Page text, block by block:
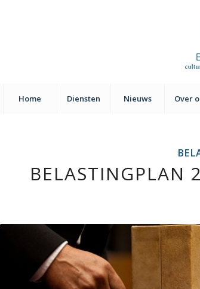
Home Diensten Nieuws Over
BELASTINGPLAN